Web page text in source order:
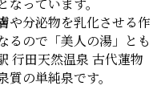
や分泌物を乳化させる作
るので「美人の湯」とも
行田天然温泉 古代蓮物
の単純泉です。